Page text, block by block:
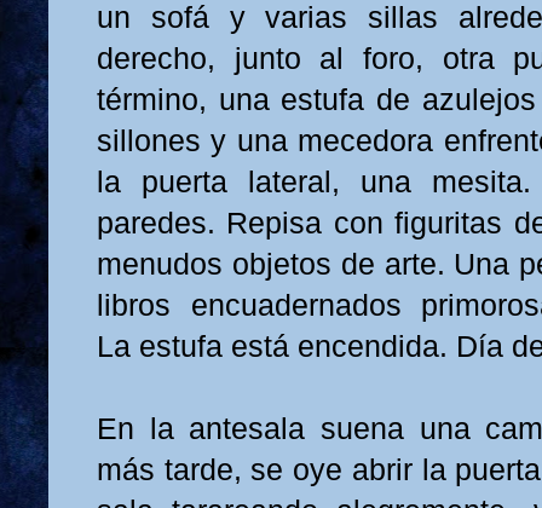
un sofá y varias sillas
derecho, junto al foro, otra
término, una estufa de
sillones y una mecedora
la puerta lateral, una
paredes. Repisa con figuritas
menudos objetos de arte. Una
libros encuadernados
La estufa está encendida. Día
En la antesala suena una
más tarde, se oye abrir la